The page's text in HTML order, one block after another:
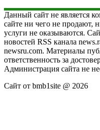
Данный сайт не является
сайте ни чего не продают,
услуги не оказываются.
новостей RSS канала
newsru.com. Материалы
ответственность за
Администрация сайта не
Сайт от bmb1site @ 2026